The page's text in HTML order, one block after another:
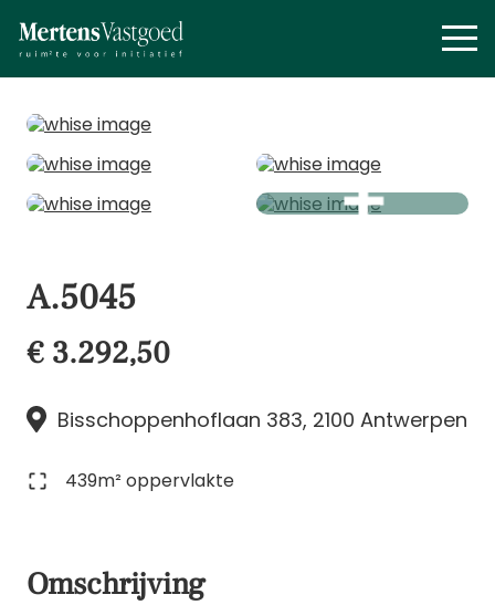
A.5045
€ 3.292,50
Bisschoppenhoflaan 383, 2100 Antwerpen
439m² oppervlakte
Omschrijving